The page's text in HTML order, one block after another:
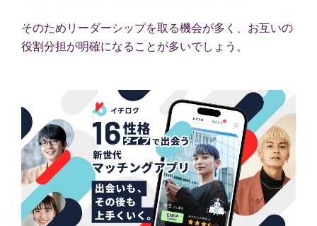
そのためリーダーシップを取る機会が多く、お互いの
役割分担が明確になることが多いでしょう。